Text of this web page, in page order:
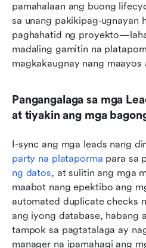
pamahalaan ang buong
sa unang pakikipag-ugnayan
paghahatid ng
madaling gamitin na
magkakaugnay nang maayos
Pangangalaga sa mga
at tiyakin ang mga
I-sync ang mga leads nang
party na plataporma para sa
ng datos, at sulitin ang mga
maabot nang epektibo ang
automated duplicate checks
ang iyong database, habang
tampok sa pagtatalaga ay
manager na ipamahagi ang